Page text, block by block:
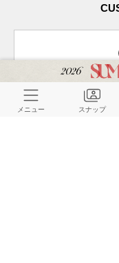
メニュー スナップ